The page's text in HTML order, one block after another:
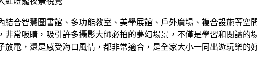
結合智慧圖書館、多功能教室、美學展館、戶外廣場、複合設施等空
常吸睛，吸引許多攝影大師必拍的夢幻場景，不僅是學習和閱讀的
電，還是感受海口風情，都非常適合，是全家大小一同出遊玩樂的